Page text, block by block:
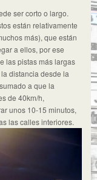
ser corto o largo.
están relativamente
más), que están
a ellos, por ese
las pistas más largas
distancia desde la
a que la
de 40km/h,
unos 10-15 minutos,
las calles interiores.